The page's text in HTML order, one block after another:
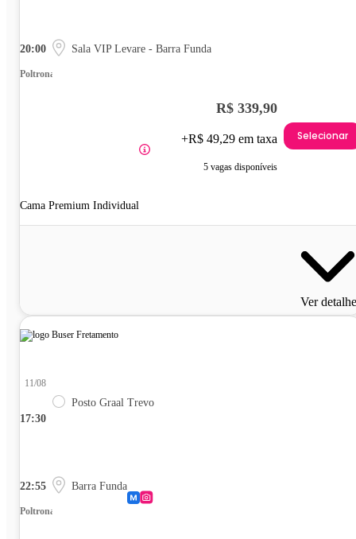
20:00 Sala VIP Levare - Barra Funda
Poltrona
Cama Premium Individual
R$ 339,90
+R$ 49,29 em taxa
5 vagas disponíveis
Selecionar
Ver
17:30
11/08
Posto Graal Trevo
22:55 Barra Funda
Poltrona